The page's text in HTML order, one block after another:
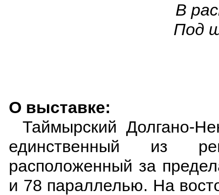
В
Под
О выставке:
Таймырский Долгано-
единственный из
расположенный за
и 78 параллелью. На